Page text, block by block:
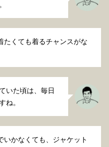
たくても着るチャンスがな
いた頃は、毎日
ね。
いかなくても、ジャケット